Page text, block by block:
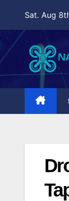
content
Sat. Aug